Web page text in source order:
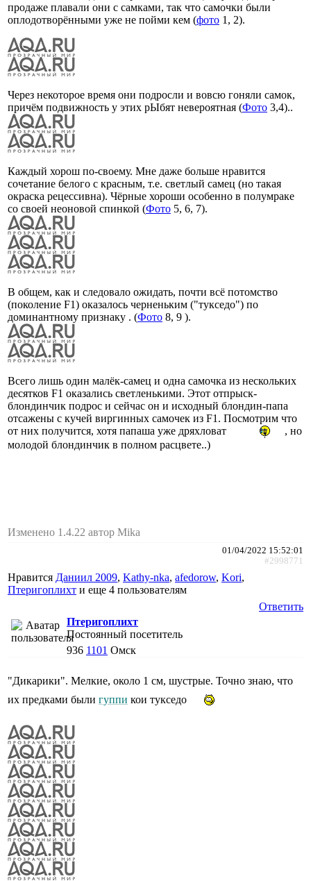
продаже плавали они с самками, так что самочки были
оплодотворёнными уже не пойми кем (фото 1, 2).
Через некоторое время они подросли и вовсю гоняли самок,
причём подвижность у этих рЫбят невероятная (Фото 3,4)..
Каждый хорош по-своему. Мне даже больше нравится
сочетание белого с красным, т.е. светлый самец (но такая
окраска рецессивна). Чёрные хороши особенно в полумраке
со своей неоновой спинкой (Фото 5, 6, 7).
В общем, как и следовало ожидать, почти всё потомство
(поколение F1) оказалось черненьким ("тукседо") по
доминантному признаку . (Фото 8, 9 ).
Всего лишь один малёк-самец и одна самочка из нескольких
десятков F1 оказались светленькими. Этот отпрыск-
блондинчик подрос и сейчас он и исходный блондин-папа
отсажены с кучей виргинных самочек из F1. Посмотрим что
от них получится, хотя папаша уже дряхловат
, но
молодой блондинчик в полном расцвете..)
Изменено 1.4.22 автор Mika
01/04/2022 15:52:01
#2998771
Нравится Даниил 2009, Kathy-nka, afedorow, Kori,
Птеригоплихт и еще 4 пользователям
Ответить
Птеригоплихт
Постоянный посетитель
936 1101 Омск
"Дикарики". Мелкие, около 1 см, шустрые. Точно знаю, что
их предками были гуппи кои тукседо